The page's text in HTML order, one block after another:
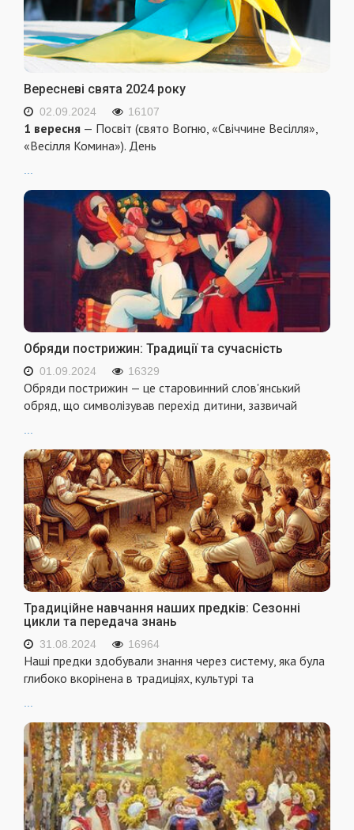
Вересневі свята 2024 року
02.09.2024 16107
1 вересня — Посвіт (свято Вогню, «Свіччине Весілля»,
«Весілля Комина»). День
Обряди пострижин: Традиції та сучасність
01.09.2024 16329
Обряди пострижин — це старовинний слов'янський
обряд, що символізував перехід дитини, зазвичай
Традиційне навчання наших предків: Сезонні
цикли та передача знань
31.08.2024 16964
Наші предки здобували знання через систему, яка була
глибоко вкорінена в традиціях, культурі та
...